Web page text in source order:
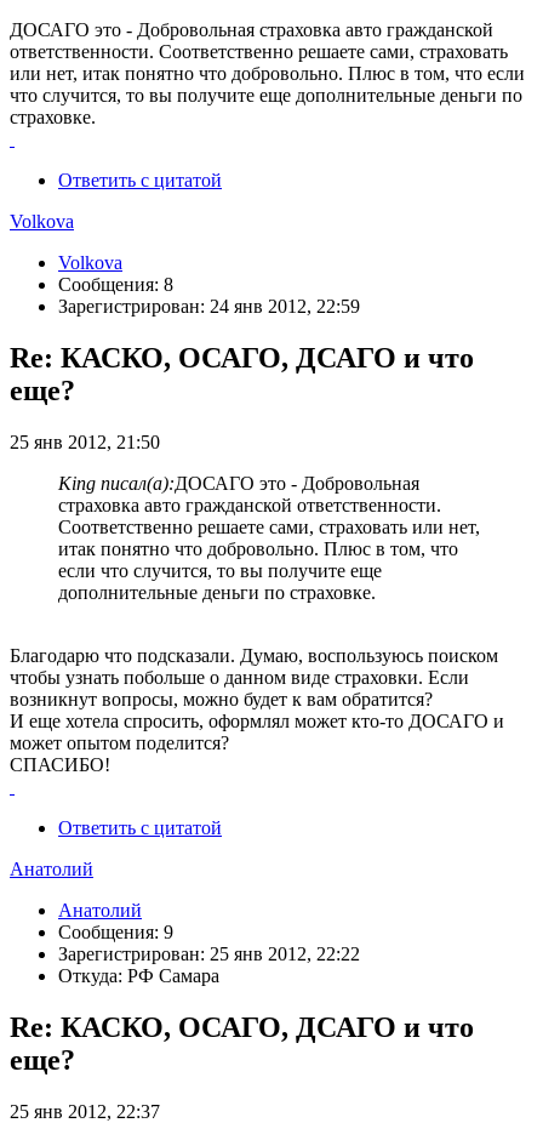
ДОСАГО это - Добровольная страховка авто гражданской
ответственности. Соответственно решаете сами, страховать
или нет, итак понятно что добровольно. Плюс в том, что если
что случится, то вы получите еще дополнительные деньги по
страховке.
Ответить с цитатой
Volkova
Volkova
Сообщения: 8
Зарегистрирован: 24 янв 2012, 22:59
Re: КАСКО, ОСАГО, ДСАГО и что
еще?
25 янв 2012, 21:50
King писал(а):ДОСАГО это - Добровольная
страховка авто гражданской ответственности.
Соответственно решаете сами, страховать или нет,
итак понятно что добровольно. Плюс в том, что
если что случится, то вы получите еще
дополнительные деньги по страховке.
Благодарю что подсказали. Думаю, воспользуюсь поиском
чтобы узнать побольше о данном виде страховки. Если
возникнут вопросы, можно будет к вам обратится?
И еще хотела спросить, оформлял может кто-то ДОСАГО и
может опытом поделится?
СПАСИБО!
Ответить с цитатой
Анатолий
Анатолий
Сообщения: 9
Зарегистрирован: 25 янв 2012, 22:22
Откуда: РФ Самара
Re: КАСКО, ОСАГО, ДСАГО и что
еще?
25 янв 2012, 22:37